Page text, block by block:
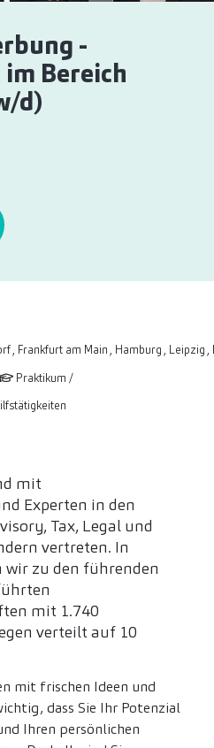
-
Bereich
d)
, Frankfurt am Main , Hamburg , Leipzig
Praktikum /
mit
Experten in den
Tax, Legal und
vertreten. In
wir zu den führenden
mit 1.740
verteilt auf 10
mit frischen Ideen und
dass Sie Ihr Potenzial
Ihren persönlichen